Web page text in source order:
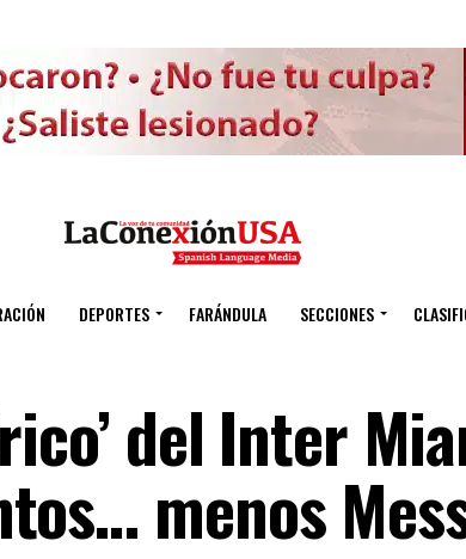
DEPORTES FARÁNDULA SECCIONES
del Inter
menos